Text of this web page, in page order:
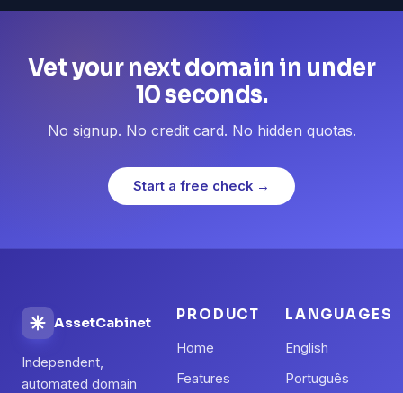
Vet your next domain in under
10 seconds.
No signup. No credit card. No hidden quotas.
Start a free check →
AssetCabinet
Independent,
automated domain
PRODUCT
Home
Features
LANGUAGES
English
Português